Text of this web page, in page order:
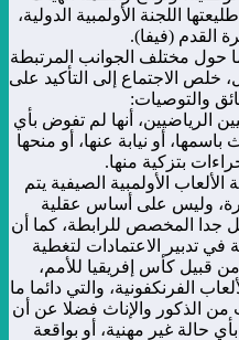
اللجنة الأولمبية الدولية،
القدم (فيفا).
حول مختلف الجوانب المرتبطة
خلص الاجتماع إلى التأكيد على
والتوصيات:
الرياضيين، أنها لم تفوض بأي
أو نيابة عنها، أو منحها
بتزكية منها.
الألعاب الأولمبية الصيفية يتم
وليس على أساس عقلية
جدا المخصص للرابطة، كما أن
في تدبير الاعتمادات لتغطية
قبيل كأس إفريقيا للأمم،
الفرنكفونية، والتي دائما ما
الذكور والإناث فضلا عن أن
حالة غير مهنية، أو بواقعة